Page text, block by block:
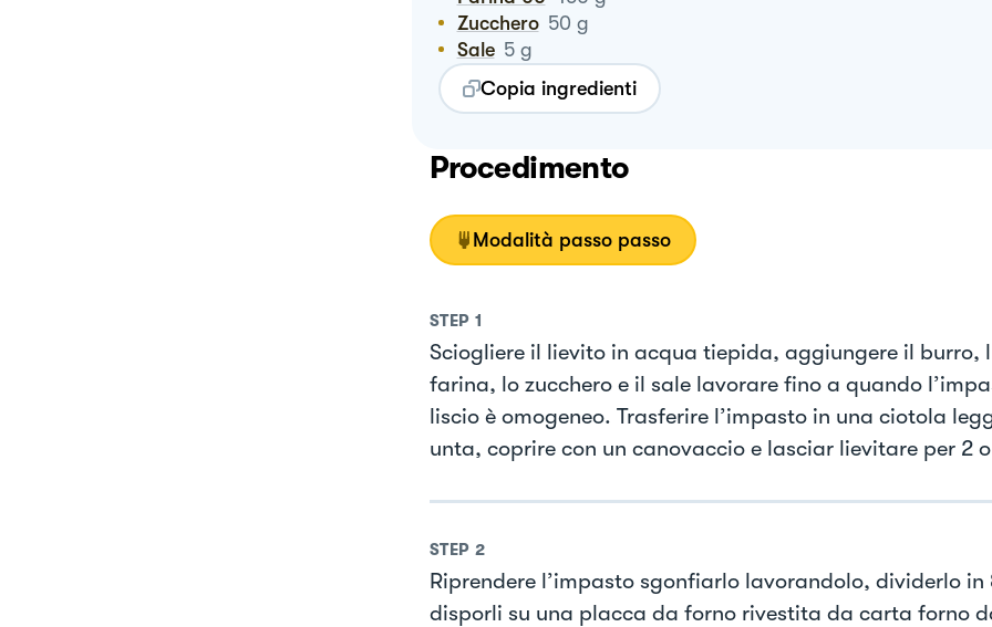
Zucchero 50 g
Sale 5 g
Copia ingredienti
Procedimento
Modalità passo passo
STEP 1
Sciogliere il lievito in acqua tiepida, aggiungere il burro,
farina, lo zucchero e il sale lavorare fino a quando
liscio è omogeneo. Trasferire l’impasto in una ciotola
unta, coprire con un canovaccio e lasciar lievitare per 2
STEP 2
Riprendere l’impasto sgonfiarlo lavorandolo, dividerlo
disporli su una placca da forno rivestita da carta forno